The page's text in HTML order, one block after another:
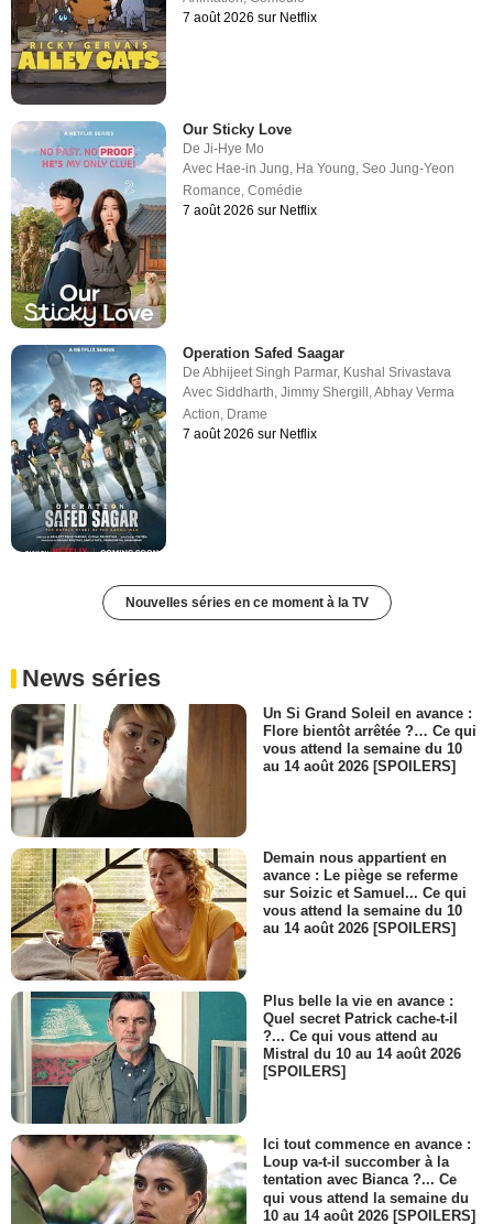
7 août 2026 sur Netflix
Our Sticky Love
DeJi-Hye Mo
Avec Hae-in Jung Ha Young ,Seo Jung-Yeon
Romance ,Comédie
7 août 2026 sur Netflix
Operation Safed Saagar
DeAbhijeet Singh Parmar, Kushal Srivastava
AvecSiddharth,Jimmy Shergill,Abhay Verma
Action, Drame
7 août 2026 sur Netflix
Nouvelles séries en ce moment à la TV
News séries
Un Si Grand Soleil en avance :
Flore bientôt arrêtée ?… Ce qui
vous attend la semaine du 10
au 14 août 2026 [SPOILERS]
Demain nous appartient en
avance : Le piège se referme
sur Soizic et Samuel... Ce qui
vous attend la semaine du 10
au 14 août 2026 [SPOILERS]
Plus belle la vie en avance :
Quel secret Patrick cache-t-il
?... Ce qui vous attend au
Mistral du 10 au 14 août 2026
[SPOILERS]
Ici tout commence en avance :
Loup va-t-il succomber à la
tentation avec Bianca ?... Ce
qui vous attend la semaine du
10 au 14 août 2026 [SPOILERS]